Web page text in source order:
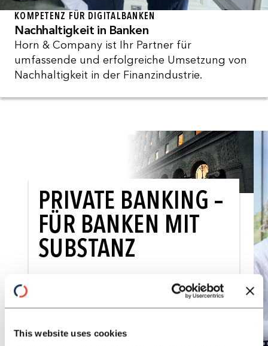
This website uses cookies
KOMPETENZ FÜR DIGITALBANKEN
Nachhaltigkeit in Banken
Horn & Company ist Ihr Partner für
umfassende und erfolgreiche Umsetzung von
Nachhaltigkeit in der Finanzindustrie.
PRIVATE BANKING –
FÜR BANKEN MIT
SUBSTANZ
Stärken Sie Ihr Private Banking mit
den Richtigen an Ihrer Seite.
Erfahrung, bewährte Prozesse, echtes
Branchenverständnis – wir wissen,